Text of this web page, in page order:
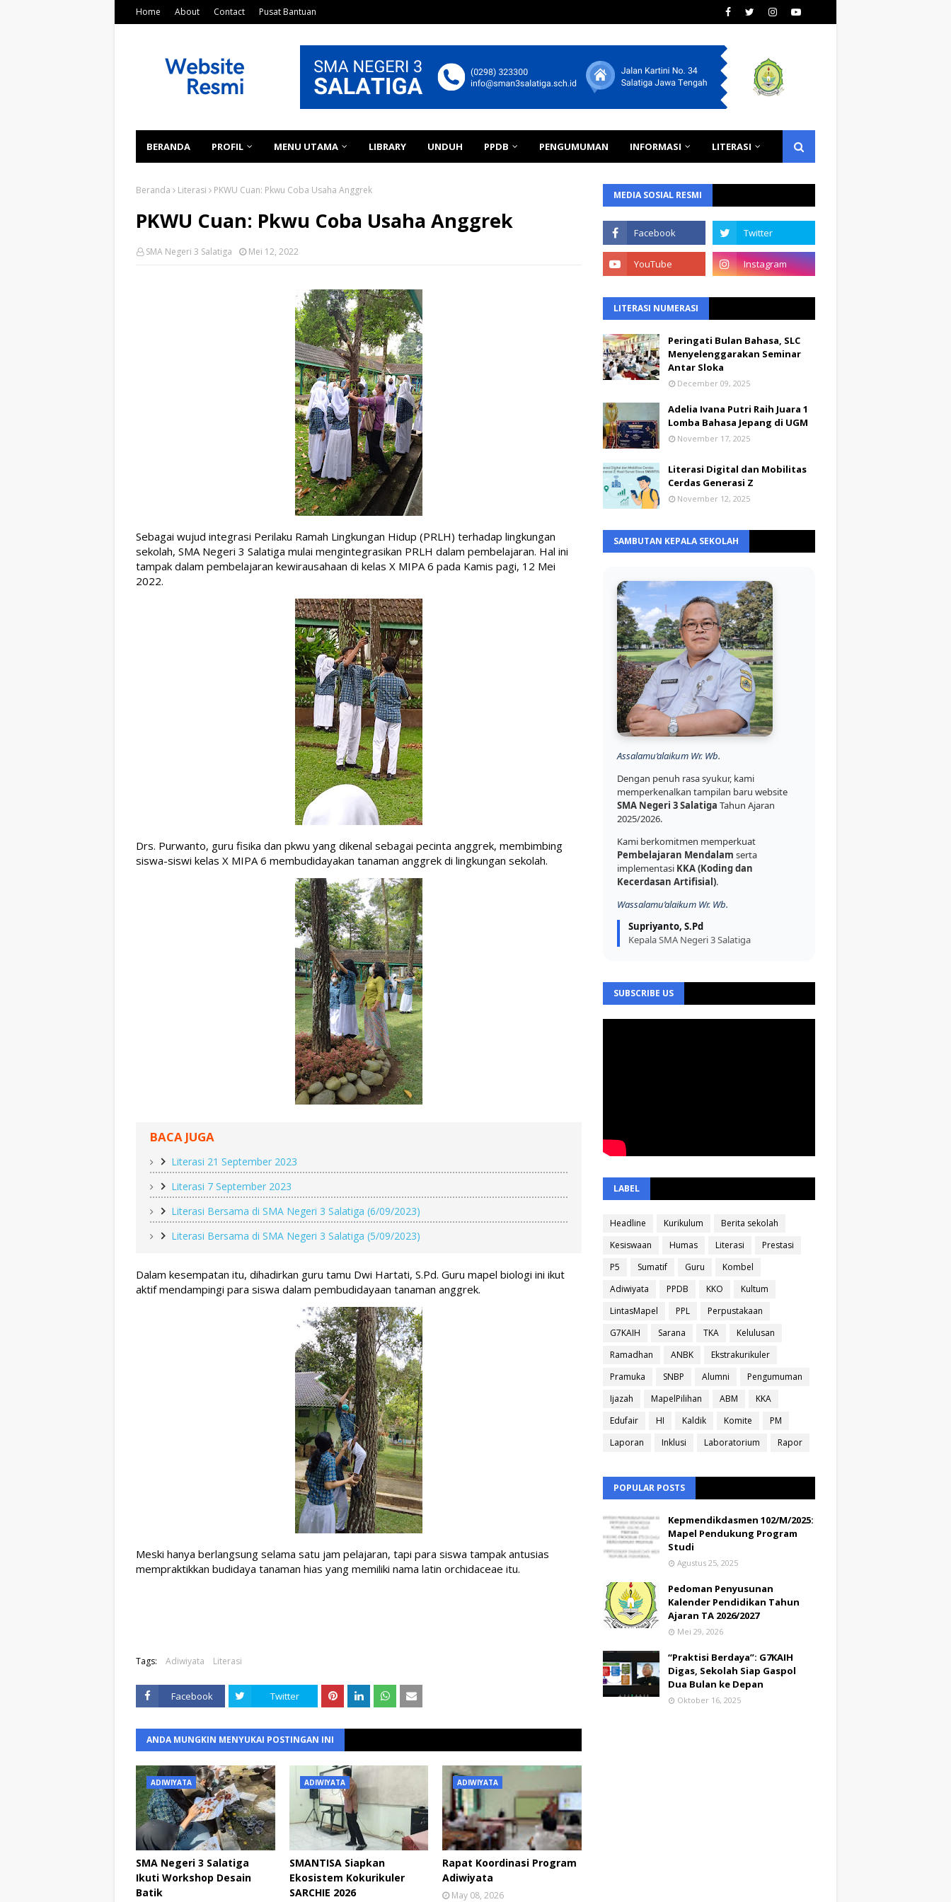
Home About Contact Pusat Bantuan
BERANDA PROFIL MENU UTAMA LIBRARY UNDUH PPDB PENGUMUMAN INFORMASI LITERASI
Beranda Literasi PKWU Cuan: Pkwu Coba Usaha Anggrek
PKWU Cuan: Pkwu Coba Usaha Anggrek
SMA Negeri 3 Salatiga Mei 12, 2022
Sebagai wujud integrasi Perilaku Ramah Lingkungan Hidup (PRLH) terhadap lingkungan
sekolah, SMA Negeri 3 Salatiga mulai mengintegrasikan PRLH dalam pembelajaran. Hal ini
tampak dalam pembelajaran kewirausahaan di kelas X MIPA 6 pada Kamis pagi, 12 Mei
2022.
Drs. Purwanto, guru fisika dan pkwu yang dikenal sebagai pecinta anggrek, membimbing
siswa-siswi kelas X MIPA 6 membudidayakan tanaman anggrek di lingkungan sekolah.
BACA JUGA
Literasi 21 September 2023
Literasi 7 September 2023
Literasi Bersama di SMA Negeri 3 Salatiga (6/09/2023)
Literasi Bersama di SMA Negeri 3 Salatiga (5/09/2023)
Dalam kesempatan itu, dihadirkan guru tamu Dwi Hartati, S.Pd. Guru mapel biologi ini ikut
aktif mendampingi para siswa dalam pembudidayaan tanaman anggrek.
Meski hanya berlangsung selama satu jam pelajaran, tapi para siswa tampak antusias
mempraktikkan budidaya tanaman hias yang memiliki nama latin orchidaceae itu.
Tags: Adiwiyata Literasi
Facebook Twitter
ANDA MUNGKIN MENYUKAI POSTINGAN INI
ADIWIYATA
SMA Negeri 3 Salatiga
Ikuti Workshop Desain
Batik
ADIWIYATA
SMANTISA Siapkan
Ekosistem Kokurikuler
SARCHIE 2026
ADIWIYATA
Rapat Koordinasi Program
Adiwiyata
May 08, 2026
MEDIA SOSIAL RESMI
LITERASI NUMERASI
Peringati Bulan Bahasa, SLC
Menyelenggarakan Seminar
Antar Sloka
December 09, 2025
Adelia Ivana Putri Raih Juara 1
Lomba Bahasa Jepang di UGM
November 17, 2025
Literasi Digital dan Mobilitas
Cerdas Generasi Z
November 12, 2025
SAMBUTAN KEPALA SEKOLAH
Assalamu’alaikum Wr. Wb.
Dengan penuh rasa syukur, kami
memperkenalkan tampilan baru website
SMA Negeri 3 Salatiga Tahun Ajaran
2025/2026.
Kami berkomitmen memperkuat
Pembelajaran Mendalam serta
implementasi KKA (Koding dan
Kecerdasan Artifisial).
Wassalamu’alaikum Wr. Wb.
Supriyanto, S.Pd
Kepala SMA Negeri 3 Salatiga
SUBSCRIBE US
LABEL
Headline Kurikulum
Berita sekolah
Kesiswaan
Humas Literasi
Prestasi
P5
Sumatif Guru
Kombel
Adiwiyata
PPDB KKO
Kultum
LintasMapel
PPL
Perpustakaan
G7KAIH
Sarana TKA
Kelulusan
Ramadhan
ANBK
Ekstrakurikuler
Pramuka
SNBP Alumni
Pengumuman
Ijazah
MapelPilihan ABM
KKA
Edufair
HI Kaldik Komite
PM
Laporan
Inklusi Laboratorium Rapor
POPULAR POSTS
Kepmendikdasmen 102/M/2025:
Mapel Pendukung Program
Studi
Agustus 25, 2025
Pedoman Penyusunan
Kalender Pendidikan Tahun
Ajaran TA 2026/2027
Mei 29, 2026
“Praktisi Berdaya”: G7KAIH
Digas, Sekolah Siap Gaspol
Dua Bulan ke Depan
Oktober 16, 2025